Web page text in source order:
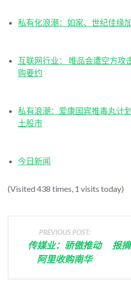
私有化浪潮：如家、世纪佳缘
互联网行业： 唯品会遭空方攻
购要约
私有浪潮：爱康国宾推毒丸计
土股市
今日新闻
(Visited 438 times, 1 visits today)
PREVIOUS POST:
传媒业：骄傲推动
阿里收购南华
报